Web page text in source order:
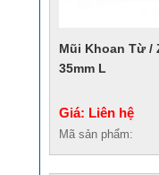
Mũi Khoan Từ /
35mm L
Giá: Liên hệ
Mã sản phẩm: